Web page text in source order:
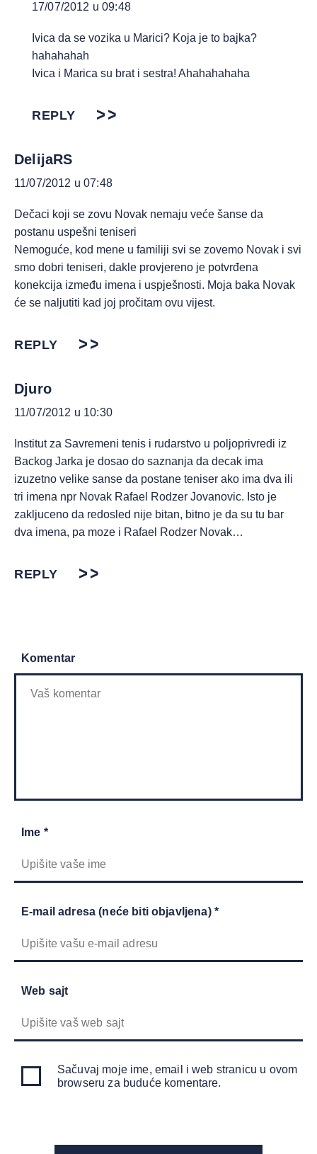
17/07/2012 u 09:48
Ivica da se vozika u Marici? Koja je to bajka?
hahahahah
Ivica i Marica su brat i sestra! Ahahahahaha
REPLY
DelijaRS
11/07/2012 u 07:48
Dečaci koji se zovu Novak nemaju veće šanse da
postanu uspešni teniseri
Nemoguće, kod mene u familiji svi se zovemo Novak i svi
smo dobri teniseri, dakle provjereno je potvrđena
konekcija između imena i uspješnosti. Moja baka Novak
će se naljutiti kad joj pročitam ovu vijest.
REPLY
Djuro
11/07/2012 u 10:30
Institut za Savremeni tenis i rudarstvo u poljoprivredi iz
Backog Jarka je dosao do saznanja da decak ima
izuzetno velike sanse da postane teniser ako ima dva ili
tri imena npr Novak Rafael Rodzer Jovanovic. Isto je
zakljuceno da redosled nije bitan, bitno je da su tu bar
dva imena, pa moze i Rafael Rodzer Novak…
REPLY
Komentar
Ime *
E-mail adresa (neće biti objavljena) *
Web sajt
Sačuvaj moje ime, email i web stranicu u ovom
browseru za buduće komentare.